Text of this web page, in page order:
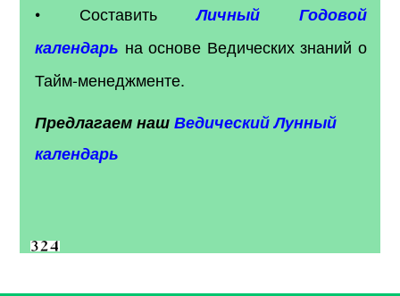
• СоставитьЛичный Годовой
календарь на основе Ведических знаний о
Тайм-менеджменте.
Предлагаем нашВедический Лунный
календарь